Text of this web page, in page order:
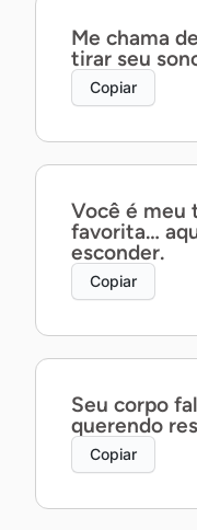
Me chama
tirar seu
Copiar
Você é meu
favorita…
esconder.
Copiar
Seu corpo
querendo
Copiar